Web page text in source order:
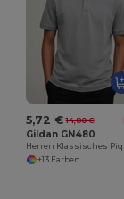
5,72 € 14,80 €
Gildan GN480
+13 Farben